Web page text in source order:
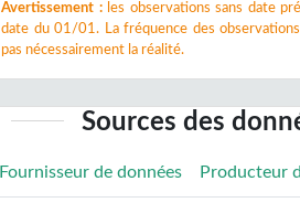
Avertissement :les observations sans date
date du 01/01. La fréquence des
pas nécessairement la réalité.
Sources des
Fournisseur de données Producteur